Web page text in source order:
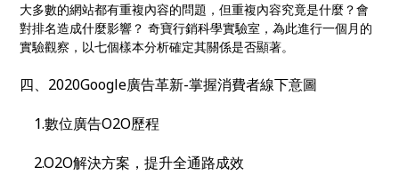
大多數的網站都有重複內容的問題，但重複內容究竟是什麼？會
對排名造成什麼影響？ 奇寶行銷科學實驗室，為此進行一個月的
實驗觀察，以七個樣本分析確定其關係是否顯著。
四、2020Google廣告革新-掌握消費者線下意圖
1.數位廣告O2O歷程
2.O2O解決方案，提升全通路成效